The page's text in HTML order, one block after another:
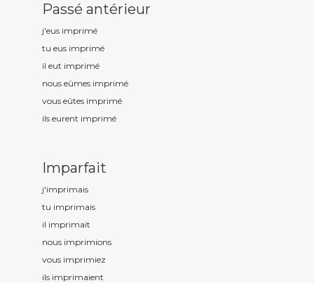
Passé antérieur
j'eus imprimé
tu eus imprimé
il eut imprimé
nous eûmes imprimé
vous eûtes imprimé
ils eurent imprimé
Imparfait
j'imprimais
tu imprimais
il imprimait
nous imprimions
vous imprimiez
ils imprimaient